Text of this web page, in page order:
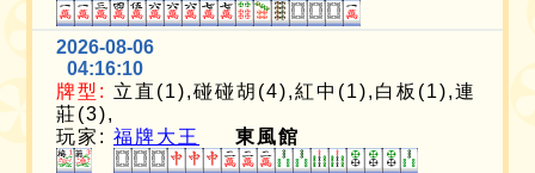
2026-08-06
04:16:10
牌型: 立直(1),碰碰胡(4),紅中(1),白板(1),連
莊(3),
玩家:福牌大王 東風館